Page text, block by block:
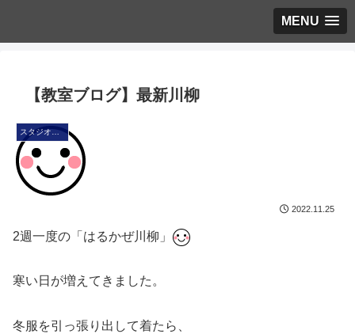
MENU
【教室ブログ】最新川柳
スタジオ・ブログ
2022.11.25
2週一度の「はるかぜ川柳」
寒い日が増えてきました。
冬服を引っ張り出して着たら、